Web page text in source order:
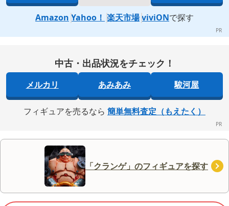
Amazon Yahoo！ 楽天市場 viviONで探す
中古・出品状況をチェック！
メルカリ あみあみ 駿河屋
フィギュアを売るなら 簡単無料査定（もえたく）
「クランゲ」のフィギュアを探す